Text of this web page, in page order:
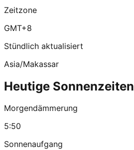
Zeitzone
GMT+8
Stündlich aktualisiert
Asia/Makassar
Heutige
Morgendämmerung
5:50
Sonnenaufgang